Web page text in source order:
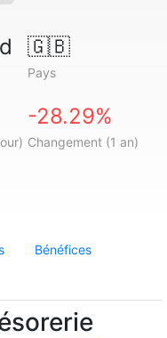
🇬🇧
Pays
-28.29%
Changement (1 an)
Bénéfices